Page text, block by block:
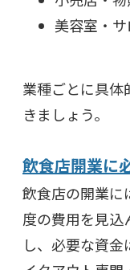
美容室・
業種ごとに具体
きましょう。
飲食店開業に
飲食店の開業に
度の費用を見込
し、必要な資